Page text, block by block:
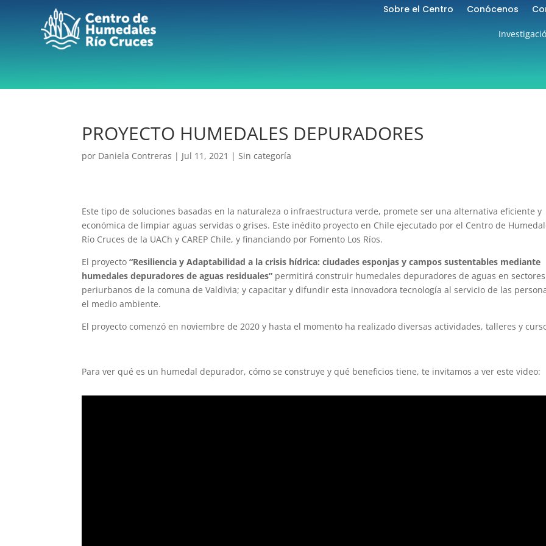
Sobre el Centro Conócenos
PROYECTO HUMEDALES DEPURADORES
por Daniela Contreras | Jul 11, 2021 |Sin categoría
Este tipo de soluciones basadas en la naturaleza o infraestructura verde, promete ser una alternativa eficiente y
económica de limpiar aguas servidas o grises. Este inédito proyecto en Chile ejecutado por el Centro de
Río Cruces de la UACh y CAREP Chile, y financiando por Fomento Los Ríos.
El proyecto“Resiliencia y Adaptabilidad a la crisis hídrica: ciudades esponjas y campos sustentables mediante
humedales depuradores de aguas residuales” permitirá construir humedales depuradores de aguas en sectores
periurbanos de la comuna de Valdivia; y capacitar y difundir esta innovadora tecnología al servicio de las
el medio ambiente.
El proyecto comenzó en noviembre de 2020 y hasta el momento ha realizado diversas actividades, talleres y
Para ver qué es un humedal depurador, cómo se construye y qué beneficios tiene, te invitamos a ver este video: